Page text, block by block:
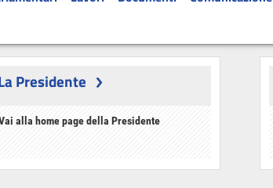
Presidente
alla home page della Presidente